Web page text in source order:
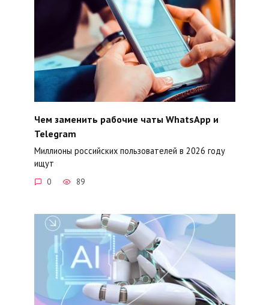
Чем заменить рабочие чаты WhatsApp и
Telegram
Миллионы российских пользователей в 2026 году
ищут
0 89